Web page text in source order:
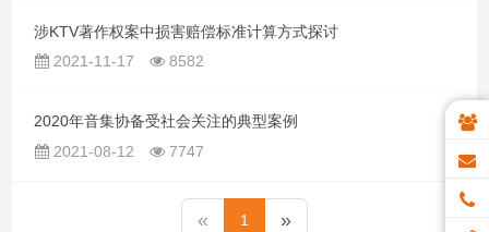
涉KTV著作权案中损害赔偿标准计算方式探讨
2021-11-17
8582
2020年音集协备受社会关注的典型案例
2021-08-12
7747
« 1 »